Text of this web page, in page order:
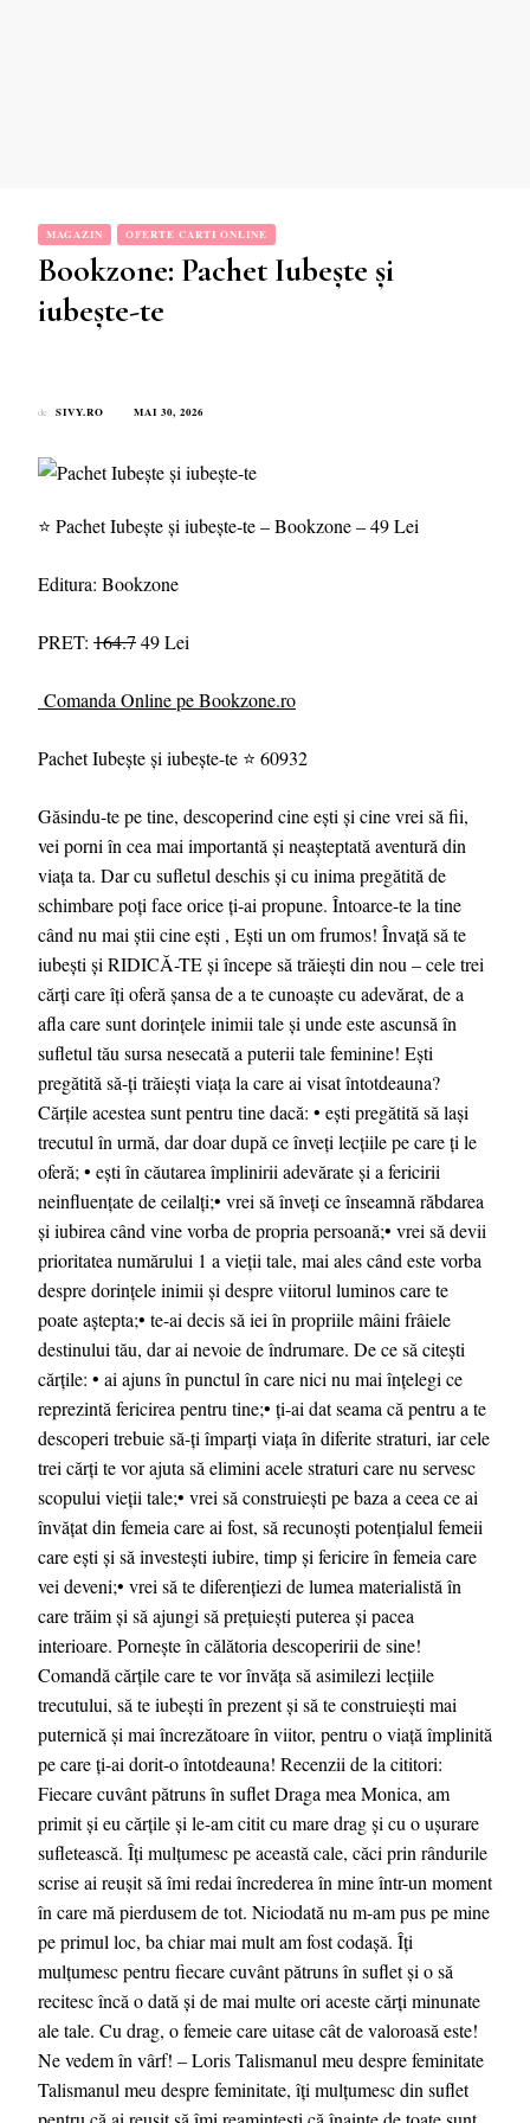
MAGAZIN OFERTE CARTI ONLINE
Bookzone: Pachet Iubește și
iubește-te
de SIVY.RO MAI 30, 2026
⭐ Pachet Iubește și iubește-te – Bookzone – 49 Lei
Editura: Bookzone
PRET: 164.749 Lei
Comanda Online pe Bookzone.ro
Pachet Iubește și iubește-te ⭐ 60932
Găsindu-te pe tine, descoperind cine ești și cine vrei să fii,
vei porni în cea mai importantă și neașteptată aventură din
viața ta. Dar cu sufletul deschis și cu inima pregătită de
schimbare poți face orice ți-ai propune. Întoarce-te la tine
când nu mai știi cine ești , Ești un om frumos! Învață să te
iubești și RIDICĂ-TE și începe să trăiești din nou – cele trei
cărți care îți oferă șansa de a te cunoaște cu adevărat, de a
afla care sunt dorințele inimii tale și unde este ascunsă în
sufletul tău sursa nesecată a puterii tale feminine! Ești
pregătită să-ți trăiești viața la care ai visat întotdeauna?
Cărțile acestea sunt pentru tine dacă: • ești pregătită să lași
trecutul în urmă, dar doar după ce înveți lecțiile pe care ți le
oferă; • ești în căutarea împlinirii adevărate și a fericirii
neinfluențate de ceilalți;• vrei să înveți ce înseamnă răbdarea
și iubirea când vine vorba de propria persoană;• vrei să devii
prioritatea numărului 1 a vieții tale, mai ales când este vorba
despre dorințele inimii și despre viitorul luminos care te
poate aștepta;• te-ai decis să iei în propriile mâini frâiele
destinului tău, dar ai nevoie de îndrumare. De ce să citești
cărțile: • ai ajuns în punctul în care nici nu mai înțelegi ce
reprezintă fericirea pentru tine;• ți-ai dat seama că pentru a te
descoperi trebuie să-ți împarți viața în diferite straturi, iar cele
trei cărți te vor ajuta să elimini acele straturi care nu servesc
scopului vieții tale;• vrei să construiești pe baza a ceea ce ai
învățat din femeia care ai fost, să recunoști potențialul femeii
care ești și să investești iubire, timp și fericire în femeia care
vei deveni;• vrei să te diferențiezi de lumea materialistă în
care trăim și să ajungi să prețuiești puterea și pacea
interioare. Pornește în călătoria descoperirii de sine!
Comandă cărțile care te vor învăța să asimilezi lecțiile
trecutului, să te iubești în prezent și să te construiești mai
puternică și mai încrezătoare în viitor, pentru o viață împlinită
pe care ți-ai dorit-o întotdeauna! Recenzii de la cititori:
Fiecare cuvânt pătruns în suflet Draga mea Monica, am
primit și eu cărțile și le-am citit cu mare drag și cu o ușurare
sufletească. Îți mulțumesc pe această cale, căci prin rândurile
scrise ai reușit să îmi redai încrederea în mine într-un moment
în care mă pierdusem de tot. Niciodată nu m-am pus pe mine
pe primul loc, ba chiar mai mult am fost codașă. Îți
mulțumesc pentru fiecare cuvânt pătruns în suflet și o să
recitesc încă o dată și de mai multe ori aceste cărți minunate
ale tale. Cu drag, o femeie care uitase cât de valoroasă este!
Ne vedem în vârf! – Loris Talismanul meu despre feminitate
Talismanul meu despre feminitate, îți mulțumesc din suflet